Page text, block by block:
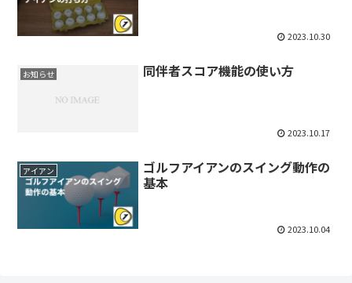
2023.10.30
お知らせ 同伴者スコア機能の使い方
2023.10.17
アイアン
ゴルフアイアンのスイング動作の
基本
2023.10.04